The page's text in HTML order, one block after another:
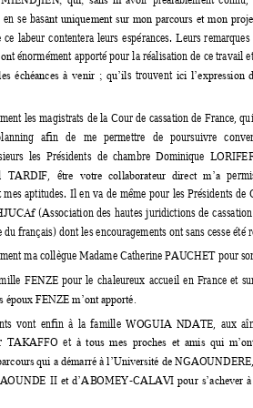
en se basant uniquement sur mon parcours et mon
ce labeur contentera leurs espérances. Leurs remarques
t énormément apporté pour la réalisation de ce travail
échéances à venir ; qu’ils trouvent ici l’expression
les magistrats de la Cour de cassation de France, qu
anning afin de me permettre de poursuivre
les  Présidents de  chambre  Dominique L
TARDIF, être votre collaborateur direct m’a
mes aptitudes. Il en va de même pour les Présidents de
(Association des hautes juridictions de
du français) dont les encouragements ont sans cesse été
ma collègue Madame Catherine PAUCHET pour
FENZE pour le chaleureux accueil en France et
époux FENZE m’ont apporté.
vont enfin à la famille WOGUIA NDATE, aux
TAKAFFO  et à tous  mes  proches et amis  qui
qui a démarré à l’Université de
II et d’ABOMEY-CALAVI pour s’achever